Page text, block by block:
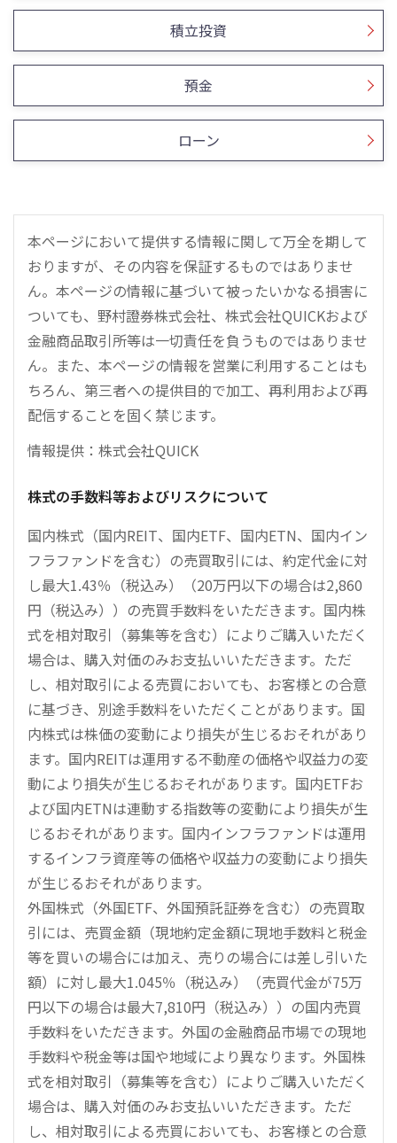
積立投資
預金
ローン
本ページにおいて提供する情報に関して万全を期して
おりますが、その内容を保証するものではありませ
ん。本ページの情報に基づいて被ったいかなる損害に
ついても、野村證券株式会社、株式会社QUICKおよび
金融商品取引所等は一切責任を負うものではありませ
ん。また、本ページの情報を営業に利用することはも
ちろん、第三者への提供目的で加工、再利用および再
配信することを固く禁じます。
情報提供：株式会社QUICK
株式の手数料等およびリスクについて
国内株式（国内REIT、国内ETF、国内ETN、国内イン
フラファンドを含む）の売買取引には、約定代金に対
し最大1.43％（税込み）（20万円以下の場合は2,860
円（税込み））の売買手数料をいただきます。国内株
式を相対取引（募集等を含む）によりご購入いただく
場合は、購入対価のみお支払いいただきます。ただ
し、相対取引による売買においても、お客様との合意
に基づき、別途手数料をいただくことがあります。国
内株式は株価の変動により損失が生じるおそれがあり
ます。国内REITは運用する不動産の価格や収益力の変
動により損失が生じるおそれがあります。国内ETFお
よび国内ETNは連動する指数等の変動により損失が生
じるおそれがあります。国内インフラファンドは運用
するインフラ資産等の価格や収益力の変動により損失
が生じるおそれがあります。
外国株式（外国ETF、外国預託証券を含む）の売買取
引には、売買金額（現地約定金額に現地手数料と税金
等を買いの場合には加え、売りの場合には差し引いた
額）に対し最大1.045％（税込み）（売買代金が75万
円以下の場合は最大7,810円（税込み））の国内売買
手数料をいただきます。外国の金融商品市場での現地
手数料や税金等は国や地域により異なります。外国株
式を相対取引（募集等を含む）によりご購入いただく
場合は、購入対価のみお支払いいただきます。ただ
し、相対取引による売買においても、お客様との合意